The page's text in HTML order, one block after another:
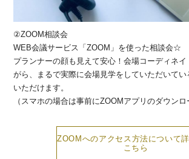
②ZOOM相談会
WEB会議サービス「ZOOM」を使った相談会☆
プランナーの顔も見えて安心！会場コーディネ
がら、まるで実際に会場見学をしていただいて
いただけます。
（スマホの場合は事前にZOOMアプリのダウンロ
ZOOMへのアクセス方法について
こちら